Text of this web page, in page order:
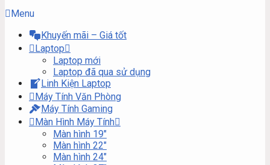
Menu
Khuyến mãi – Giá tốt
Laptop
Laptop mới
Laptop đã qua sử dụng
Linh Kiện Laptop
Máy Tính Văn Phòng
Máy Tính Gaming
Màn Hình Máy Tính
Màn hình 19″
Màn hình 22″
Màn hình 24″